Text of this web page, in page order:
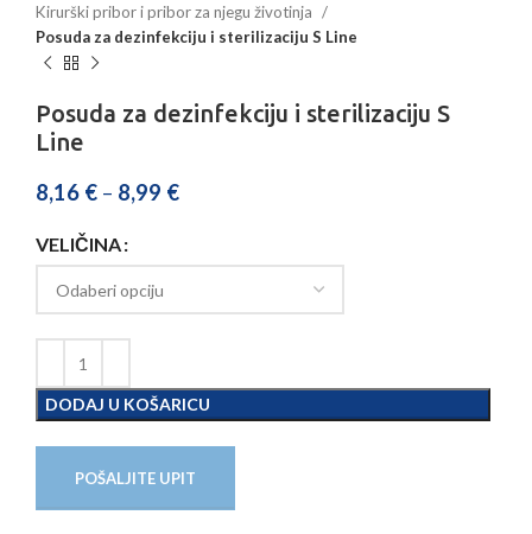
Kirurški pribor i pribor za njegu životinja
Posuda za dezinfekciju i sterilizaciju S Line
Posuda za dezinfekciju i sterilizaciju S
Line
8,16 € – 8,99 €
VELIČINA
DODAJ U KOŠARICU
POŠALJITE UPIT